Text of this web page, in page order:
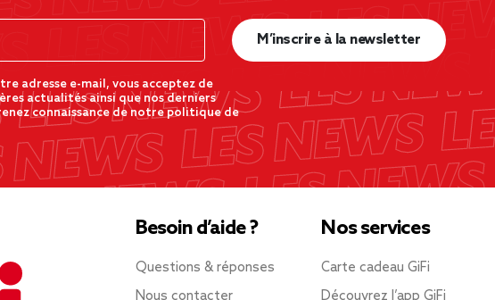
adresse e-mail, vous acceptez de
actualités ainsi que nos derniers
connaissance de notre politique de
M’inscrire à la newsletter
Besoin d’aide ?
Questions & réponses
Nous contacter
Nos services
Carte cadeau GiFi
Découvrez l’app GiFi